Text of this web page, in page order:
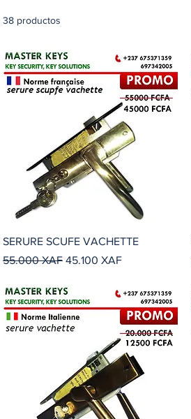
38 productos
SERURE SCUFE VACHETTE
Precio
55.000 XAF Precio de oferta
45.100 XAF